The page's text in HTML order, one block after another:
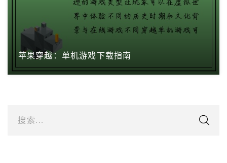
苹果穿越：单机游戏下载指南
搜索...